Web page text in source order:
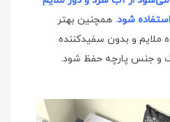
شود. همچنین بهتر
ملایم و بدون سفیدکننده
و جنس پارچه حفظ شود.